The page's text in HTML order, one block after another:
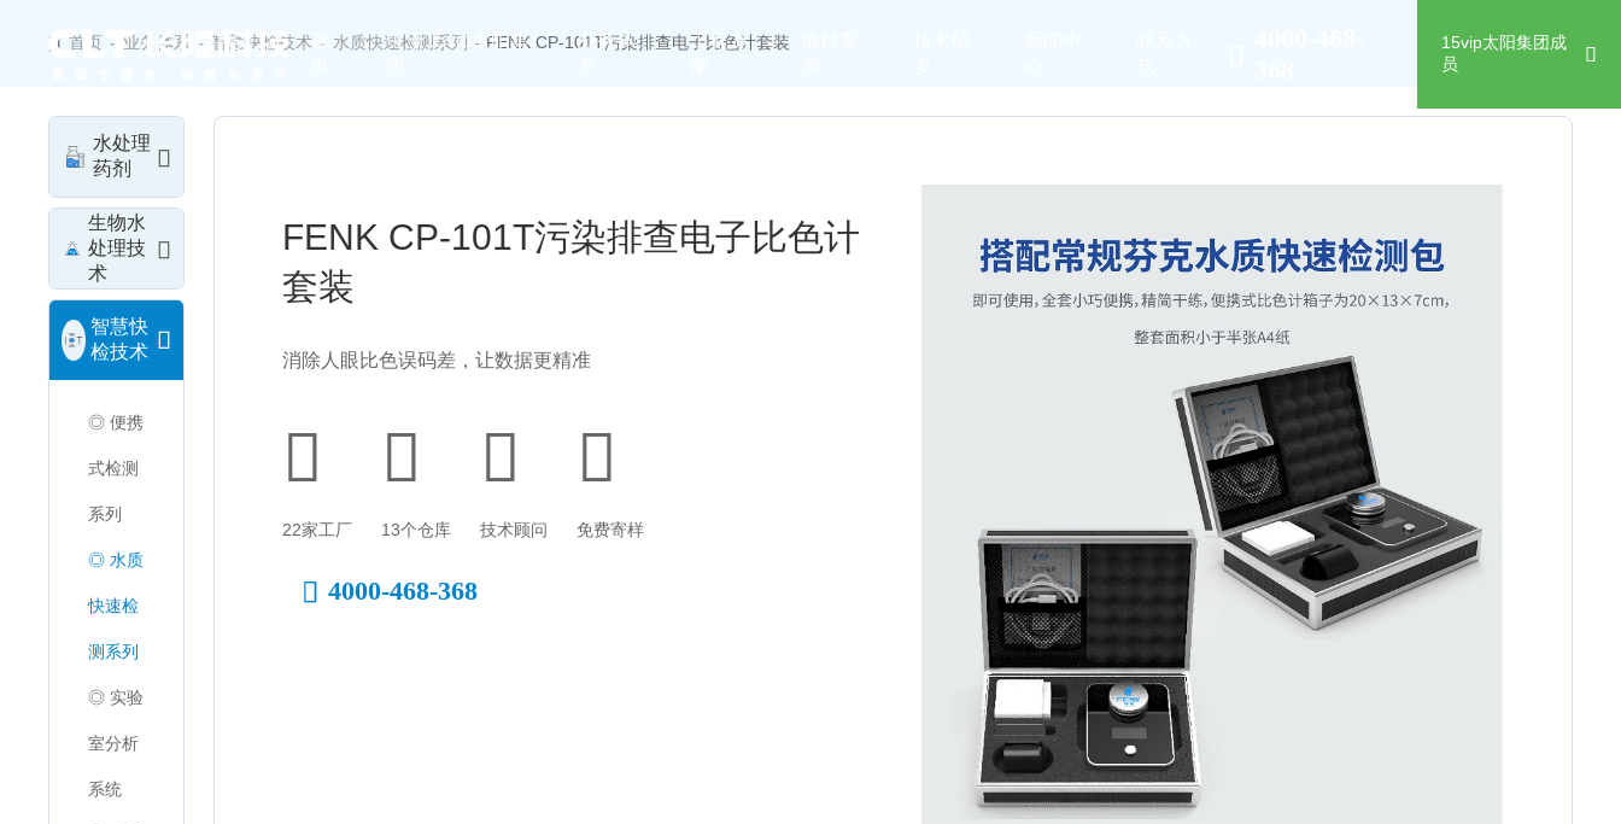
首
关于15vip太阳集
业务体
工程方
15vip太阳集团成
员
首页 - 业务体系 - 智慧快检技术 - 水质快速检测系列 - FENK CP-101T污染排查电子比色计套装 返回列表
水处理
药剂
生物水
处理技
术
智慧快
检技术
◎ 便携
式检测
系列
◎ 水质
快速检
测系列
◎ 实验
室分析
系统
FENK CP-101T污染排查电子比色计
套装
消除人眼比色误码差，让数据更精准
22家工厂 13个仓库 技术顾问 免费寄样
4000-468-368